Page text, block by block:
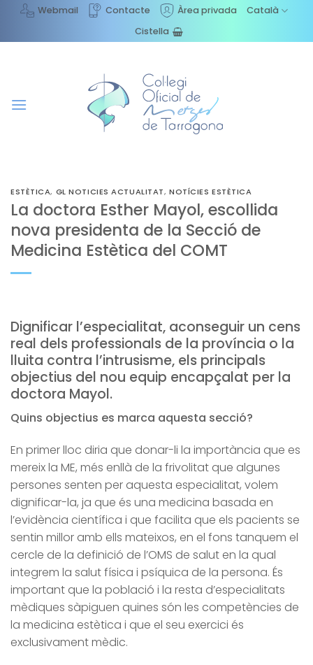
content
Webmail Contacte Àrea privada
Català
Cistella
ESTÈTICA, GL NOTICIES ACTUALITAT,NOTÍCIES ESTÈTICA
La doctora Esther Mayol, escollida
nova presidenta de la Secció de
Medicina Estètica del COMT
Dignificar l’especialitat, aconseguir un cens
real dels professionals de la província o la
lluita contra l’intrusisme, els principals
objectius del nou equip encapçalat per la
doctora Mayol.
Quins objectius es marca aquesta secció?
En primer lloc diria que donar-li la importància que es
mereix la ME, més enllà de la frivolitat que algunes
persones senten per aquesta especialitat, volem
dignificar-la, ja que és una medicina basada en
l’evidència científica i que facilita que els pacients se
sentin millor amb ells mateixos, en el fons tanquem el
cercle de la definició de l’OMS de salut en la qual
integrem la salut física i psíquica de la persona. És
important que la població i la resta d’especialitats
mèdiques sàpiguen quines són les competències de
la medicina estètica i que el seu exercici és
exclusivament mèdic.